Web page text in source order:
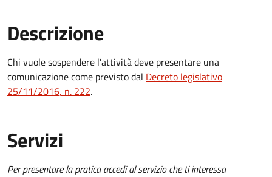
Descrizione
Chi vuole sospendere l'attività deve presentare una
comunicazione come previsto dal Decreto legislativo
25/11/2016, n. 222.
Servizi
Per presentare la pratica accedi al servizio che ti interessa